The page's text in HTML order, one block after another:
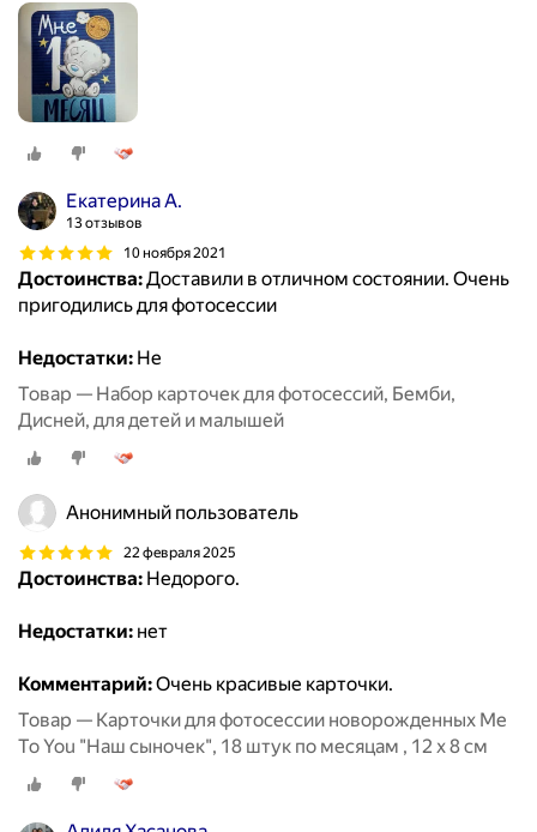
Екатерина А.
13 отзывов
10 ноября 2021
Достоинства:Доставили в отличном состоянии. Очень
пригодились для фотосессии
Недостатки: Не
Товар — Набор карточек для фотосессий, Бемби,
Дисней, для детей и малышей
Анонимный пользователь
22 февраля 2025
Достоинства: Недорого.
Недостатки: нет
Комментарий:Очень красивые карточки.
Товар — Карточки для фотосессии новорожденных Me
To You "Наш сыночек", 18 штук по месяцам , 12 х 8 см